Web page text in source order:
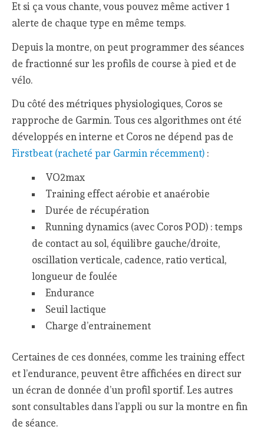
Et si ça vous chante, vous pouvez même activer 1
alerte de chaque type en même temps.
Depuis la montre, on peut programmer des séances
de fractionné sur les profils de course à pied et de
vélo.
Du côté des métriques physiologiques, Coros se
rapproche de Garmin. Tous ces algorithmes ont été
développés en interne et Coros ne dépend pas de
Firstbeat (racheté par Garmin récemment) :
VO2max
Training effect aérobie et anaérobie
Durée de récupération
Running dynamics (avec Coros POD) : temps
de contact au sol, équilibre gauche/droite,
oscillation verticale, cadence, ratio vertical,
longueur de foulée
Endurance
Seuil lactique
Charge d’entrainement
Certaines de ces données, comme les training effect
et l’endurance, peuvent être affichées en direct sur
un écran de donnée d’un profil sportif. Les autres
sont consultables dans l’appli ou sur la montre en fin
de séance.